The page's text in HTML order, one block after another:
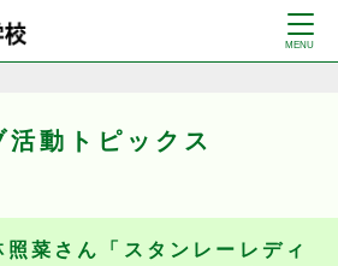
活動トピックス
照菜さん「スタンレーレディ